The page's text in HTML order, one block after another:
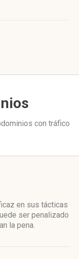
con tráfico
en sus tácticas
ser penalizado
la pena.